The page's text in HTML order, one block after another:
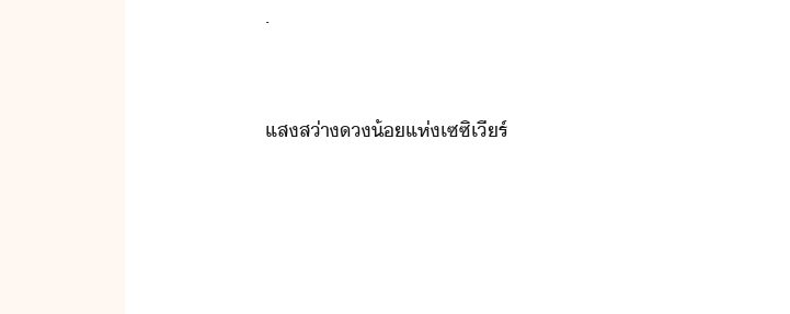
.
แสส่า​้​แห่​เซ​ซิ​เีร​์